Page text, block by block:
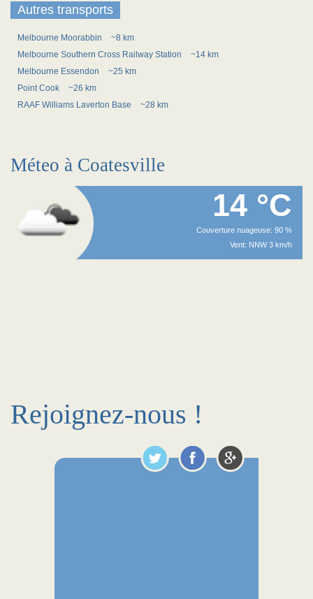
Autres transports
Melbourne Moorabbin
~8 km
Melbourne Southern Cross Railway Station
~14 km
Melbourne Essendon
~25 km
Point Cook
~26 km
RAAF Williams Laverton Base
~28 km
Méteo à Coatesville
14 °C
Couverture nuageuse: 90 %
Vent: NNW 3 km/h
Rejoignez-nous !